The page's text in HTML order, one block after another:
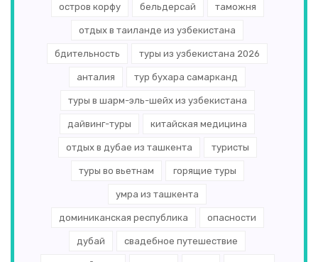
остров корфу бельдерсай таможня
отдых в таиланде из узбекистана
бдительность туры из узбекистана 2026
анталия тур бухара самарканд
туры в шарм-эль-шейх из узбекистана
дайвинг-туры китайская медицина
отдых в дубае из ташкента туристы
туры во вьетнам горящие туры
умра из ташкента
доминиканская республика опасности
дубай свадебное путешествие